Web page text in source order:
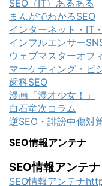
SEO（IT）あるある
まんがでわかるSEO
インターネット・IT
インフルエンサー
ウェブマスターオフ
マーケティング・ビ
歯科SEO
漫画「漫才少女！」
白石竜次コラム
逆SEO・誹謗中傷対
SEO情報アンテナ
SEO情報アンテナ
SEO情報アンテナ